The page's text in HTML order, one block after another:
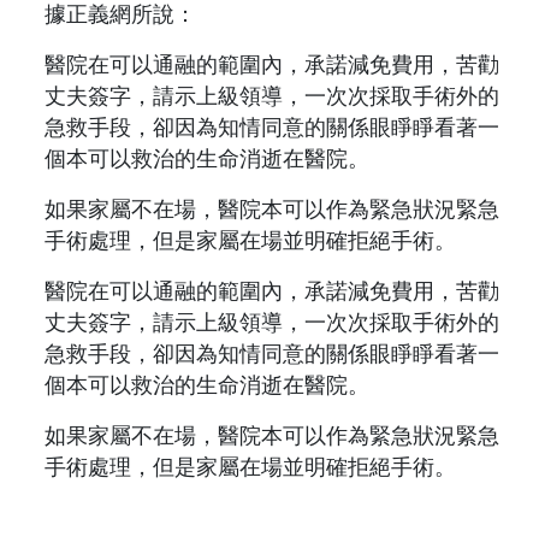
據正義網所說：
醫院在可以通融的範圍內，承諾減免費用，苦勸
丈夫簽字，請示上級領導，一次次採取手術外的
急救手段，卻因為知情同意的關係眼睜睜看著一
個本可以救治的生命消逝在醫院。
如果家屬不在場，醫院本可以作為緊急狀況緊急
手術處理，但是家屬在場並明確拒絕手術。
醫院在可以通融的範圍內，承諾減免費用，苦勸
丈夫簽字，請示上級領導，一次次採取手術外的
急救手段，卻因為知情同意的關係眼睜睜看著一
個本可以救治的生命消逝在醫院。
如果家屬不在場，醫院本可以作為緊急狀況緊急
手術處理，但是家屬在場並明確拒絕手術。